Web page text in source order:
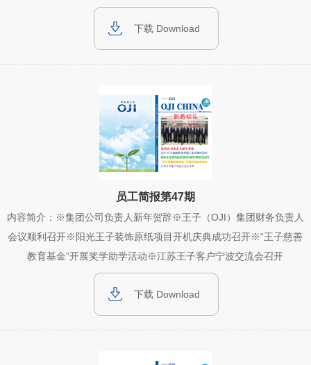
下载 Download
员工简报第47期
内容简介：※集团公司负责人新年贺辞※王子（OJI）集团财务负责人
会议顺利召开※阳光王子装饰原纸项目开机庆典成功召开※“王子慈善
教育基金”开展奖学助学活动※江苏王子客户宁波交流会召开
下载 Download